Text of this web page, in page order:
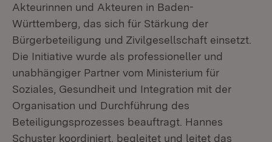
Akteurinnen und Akteuren in Baden-
Württemberg, das sich für Stärkung der
Bürgerbeteiligung und Zivilgesellschaft einsetzt.
Die Initiative wurde als professioneller und
unabhängiger Partner vom Ministerium für
Soziales, Gesundheit und Integration mit der
Organisation und Durchführung des
Beteiligungsprozesses beauftragt. Hannes
Schuster koordiniert, begleitet und leitet das